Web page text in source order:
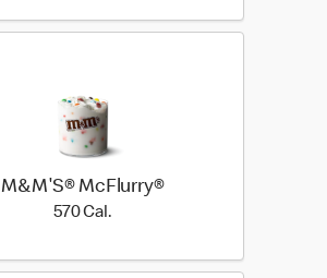
M&M'S® McFlurry®
570 Cal.570 Cal.